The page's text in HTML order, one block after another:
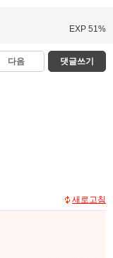
EXP 51%
다음 댓글쓰기
새로고침